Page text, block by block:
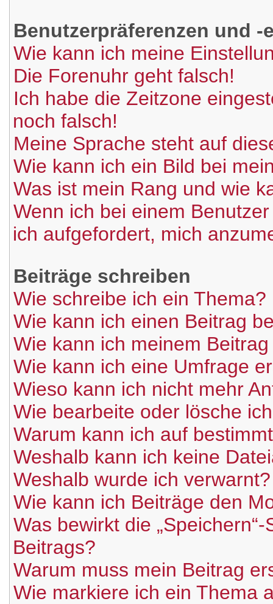
Benutzerpräferenzen und
Wie kann ich meine
Die Forenuhr geht falsch!
Ich habe die Zeitzone
noch falsch!
Meine Sprache steht auf
Wie kann ich ein Bild bei
Was ist mein Rang und wie
Wenn ich bei einem
ich aufgefordert, mich
Beiträge schreiben
Wie schreibe ich ein Thema?
Wie kann ich einen Beitrag
Wie kann ich meinem
Wie kann ich eine Umfrage
Wieso kann ich nicht mehr
Wie bearbeite oder lösche
Warum kann ich auf
Weshalb kann ich keine
Weshalb wurde ich verwarnt?
Wie kann ich Beiträge den
Was bewirkt die
Beitrags?
Warum muss mein Beitrag
Wie markiere ich ein Thema